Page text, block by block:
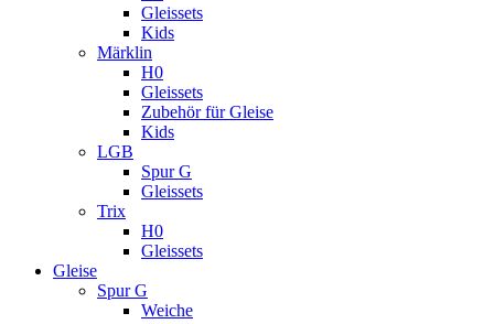
Gleissets
Kids
Märklin
H0
Gleissets
Zubehör für Gleise
Kids
LGB
Spur G
Gleissets
Trix
H0
Gleissets
Gleise
Spur G
Weiche